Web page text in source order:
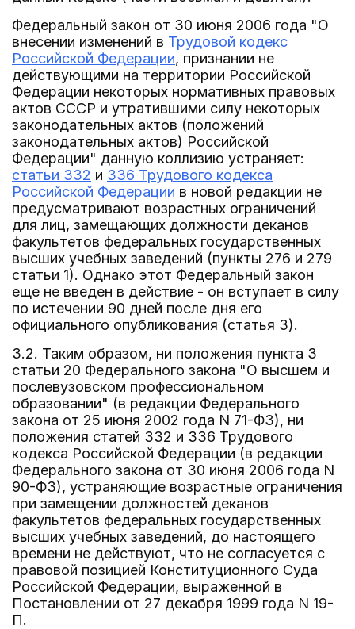
Федеральный закон от 30 июня 2006 года "О
внесении изменений в Трудовой кодекс
Российской Федерации, признании не
действующими на территории Российской
Федерации некоторых нормативных правовых
актов СССР и утратившими силу некоторых
законодательных актов (положений
законодательных актов) Российской
Федерации" данную коллизию устраняет:
статьи 332 и 336 Трудового кодекса
Российской Федерации в новой редакции не
предусматривают возрастных ограничений
для лиц, замещающих должности деканов
факультетов федеральных государственных
высших учебных заведений (пункты 276 и 279
статьи 1). Однако этот Федеральный закон
еще не введен в действие - он вступает в силу
по истечении 90 дней после дня его
официального опубликования (статья 3).
3.2. Таким образом, ни положения пункта 3
статьи 20 Федерального закона "О высшем и
послевузовском профессиональном
образовании" (в редакции Федерального
закона от 25 июня 2002 года N 71-ФЗ), ни
положения статей 332 и 336 Трудового
кодекса Российской Федерации (в редакции
Федерального закона от 30 июня 2006 года N
90-ФЗ), устраняющие возрастные ограничения
при замещении должностей деканов
факультетов федеральных государственных
высших учебных заведений, до настоящего
времени не действуют, что не согласуется с
правовой позицией Конституционного Суда
Российской Федерации, выраженной в
Постановлении от 27 декабря 1999 года N 19-
П.